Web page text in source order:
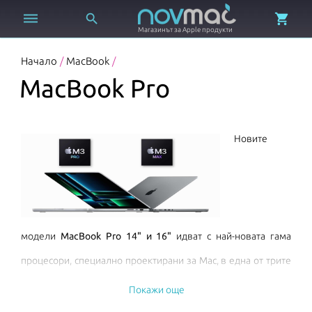
 
Магазинът за Apple продукти

Начало / MacBook /
MacBook Pro
Новите
модели MacBook Pro 14" и 16" идват с най-новата гама
процесори, специално проектирани за Mac, в една от трите
M4 ProПокажи още